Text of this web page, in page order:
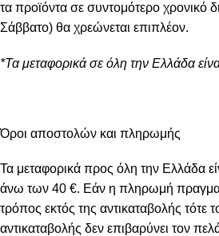
τα προϊόντα σε συντομότερο χρονικό
Σάββατο) θα χρεώνεται επιπλέον.
*Τα μεταφορικά σε όλη την Ελλάδα
Όροι αποστολών και πληρωμής
Τα μεταφορικά προς όλη την Ελλάδα
άνω των 40 €. Εάν η πληρωμή
τρόπος εκτός της αντικαταβολής τότε
αντικαταβολής δεν επιβαρύνει τον